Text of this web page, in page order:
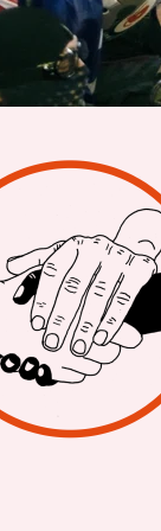
dpa| Die
unter
plane,
ähnlich.
Das